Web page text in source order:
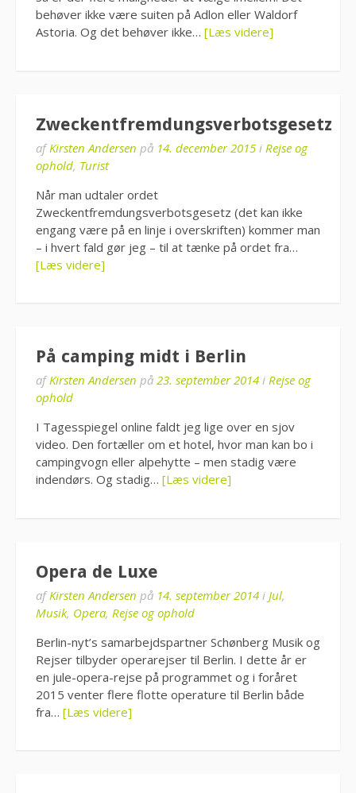
behøver ikke være suiten på Adlon eller Waldorf
Astoria. Og det behøver ikke… [Læs videre]
Zweckentfremdungsverbotsgesetz
afKirsten Andersen på 14. december 2015 i Rejse og
ophold, Turist
Når man udtaler ordet
Zweckentfremdungsverbotsgesetz (det kan ikke
engang være på en linje i overskriften) kommer man
– i hvert fald gør jeg – til at tænke på ordet fra…
[Læs videre]
På camping midt i Berlin
afKirsten Andersen på 23. september 2014 i Rejse og
ophold
I Tagesspiegel online faldt jeg lige over en sjov
video. Den fortæller om et hotel, hvor man kan bo i
campingvogn eller alpehytte – men stadig være
indendørs. Og stadig… [Læs videre]
Opera de Luxe
afKirsten Andersen på 14. september 2014 i Jul,
Musik, Opera, Rejse og ophold
Berlin-nyt’s samarbejdspartner Schønberg Musik og
Rejser tilbyder operarejser til Berlin. I dette år er
en jule-opera-rejse på programmet og i foråret
2015 venter flere flotte operature til Berlin både
fra… [Læs videre]